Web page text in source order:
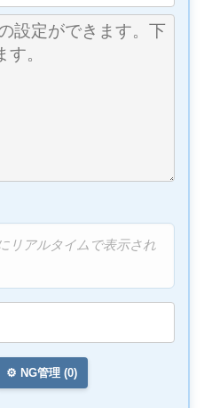
リアルタイムで表示され
⚙️ NG管理 (0)